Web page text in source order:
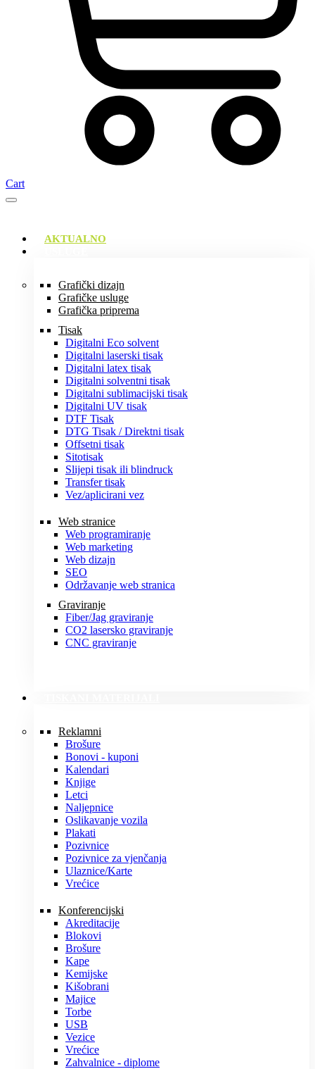
Cart
AKTUALNO
Grafički dizajn
Grafičke usluge
Grafička priprema
Tisak
Digitalni Eco solvent
Digitalni laserski tisak
Digitalni latex tisak
Digitalni solventni tisak
Digitalni sublimacijski tisak
Digitalni UV tisak
DTF Tisak
DTG Tisak / Direktni tisak
Offsetni tisak
Sitotisak
Slijepi tisak ili blindruck
Transfer tisak
Vez/aplicirani vez
Web stranice
Web programiranje
Web marketing
Web dizajn
SEO
Održavanje web stranica
Graviranje
Fiber/Jag graviranje
CO2 lasersko graviranje
CNC graviranje
Reklamni
Brošure
Bonovi - kuponi
Kalendari
Knjige
Letci
Naljepnice
Oslikavanje vozila
Plakati
Pozivnice
Pozivnice za vjenčanja
Ulaznice/Karte
Vrećice
Konferencijski
Akreditacije
Blokovi
Brošure
Kape
Kemijske
Kišobrani
Majice
Torbe
USB
Vezice
Vrećice
Zahvalnice - diplome